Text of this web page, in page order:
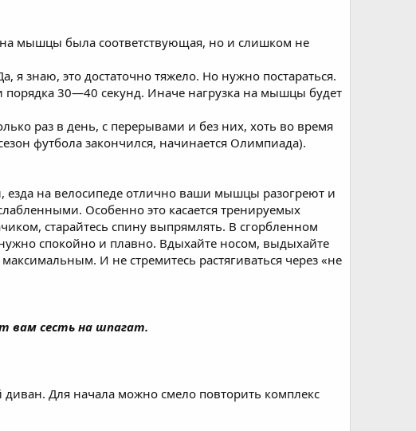
на мышцы была соответствующая, но и слишком не
знаю, это достаточно тяжело. Но нужно постараться.
30—40 секунд. Иначе нагрузка на мышцы будет
раз в день, с перерывами и без них, хоть во время
футбола закончился, начинается Олимпиада).
на велосипеде отлично ваши мышцы разогреют и
Особенно это касается тренируемых
старайтесь спину выпрямлять. В сгорбленном
спокойно и плавно. Вдыхайте носом, выдыхайте
И не стремитесь растягиваться через «не
вам сесть на шпагат.
диван. Для начала можно смело повторить комплекс